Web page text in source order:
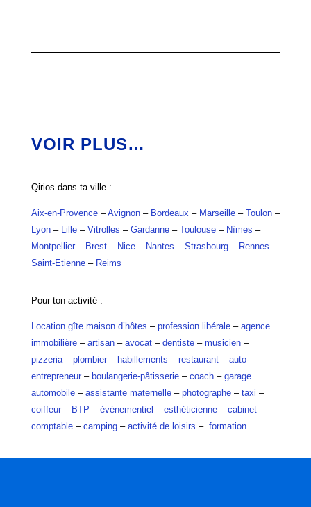
VOIR PLUS…
Qirios dans ta ville :
Aix-en-Provence–Avignon– Bordeaux – Marseille– Toulon–
Lyon– Lille– Vitrolles – Gardanne– Toulouse– Nîmes –
Montpellier– Brest– Nice– Nantes – Strasbourg– Rennes –
Saint-Etienne– Reims
Pour ton activité :
Location gîte maison d’hôtes – profession libérale– agence
immobilière– artisan– avocat– dentiste– musicien–
pizzeria– plombier– habillements – restaurant– auto-
entrepreneur– boulangerie-pâtisserie– coach– garage
automobile– assistante maternelle– photographe– taxi –
coiffeur– BTP – événementiel – esthéticienne– cabinet
comptable– camping– activité de loisirs – formation